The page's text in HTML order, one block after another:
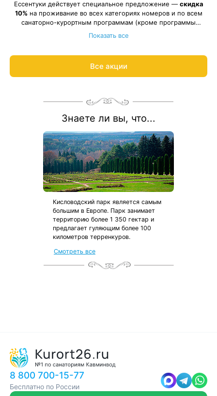
Ессентуки действует специальное предложение — скидка
10% на проживание во всех категориях номеров и по всем
санаторно-курортным программам (кроме программы
«Оздоровительная»).
Весь период проживания должен пройти в даты 25 июня —
31 июля 2026.
Показать все
Все акции
Знаете ли вы, что...
Кисловодский парк является самым
большим в Европе. Парк занимает
территорию более 1 350 гектар и
предлагает гуляющим более 100
километров терренкуров.
Смотреть все
от местных жителей
с чек-листом
и туристической картой
8 800 700-15-77
Бесплатно по России